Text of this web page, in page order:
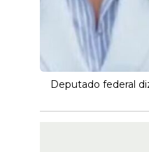
Deputado federal